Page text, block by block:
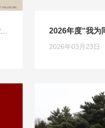
2026年度“我为
2026年03月23日